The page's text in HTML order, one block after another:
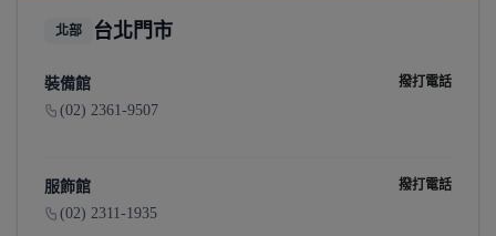
北部 台北門市
裝備館 撥打電話
(02) 2361-9507
服飾館 撥打電話
(02) 2311-1935